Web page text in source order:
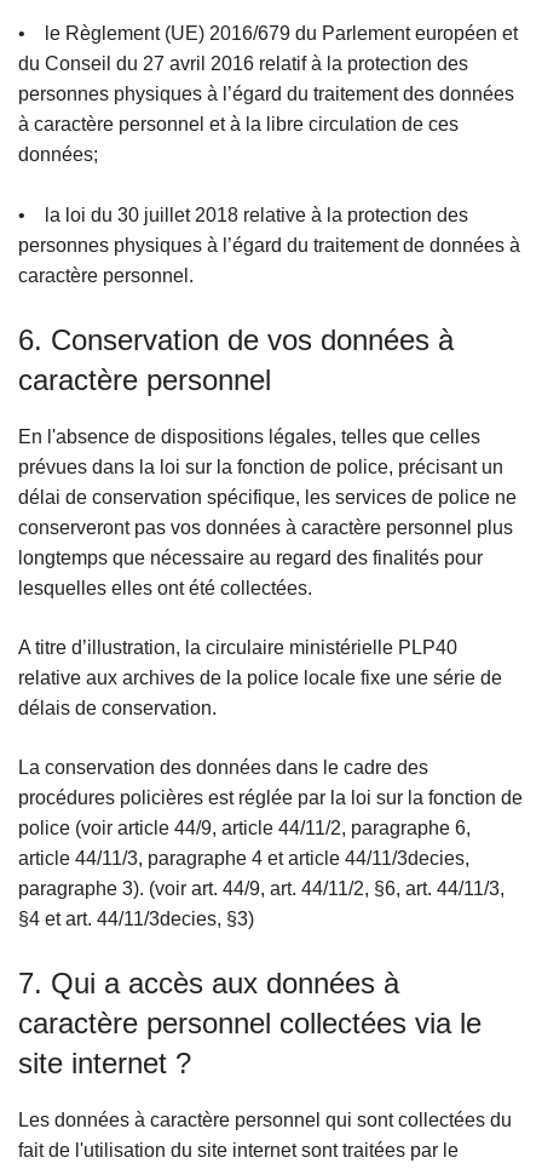
• le Règlement (UE) 2016/679 du Parlement européen et
du Conseil du 27 avril 2016 relatif à la protection des
personnes physiques à l’égard du traitement des données
à caractère personnel et à la libre circulation de ces
données;
• la loi du 30 juillet 2018 relative à la protection des
personnes physiques à l’égard du traitement de données à
caractère personnel.
6. Conservation de vos données à
caractère personnel
En l'absence de dispositions légales, telles que celles
prévues dans la loi sur la fonction de police, précisant un
délai de conservation spécifique, les services de police ne
conserveront pas vos données à caractère personnel plus
longtemps que nécessaire au regard des finalités pour
lesquelles elles ont été collectées.
A titre d’illustration, la circulaire ministérielle PLP40
relative aux archives de la police locale fixe une série de
délais de conservation.
La conservation des données dans le cadre des
procédures policières est réglée par la loi sur la fonction de
police (voir article 44/9, article 44/11/2, paragraphe 6,
article 44/11/3, paragraphe 4 et article 44/11/3decies,
paragraphe 3). (voir art. 44/9, art. 44/11/2, §6, art. 44/11/3,
§4 et art. 44/11/3decies, §3)
7. Qui a accès aux données à
caractère personnel collectées via le
site internet ?
Les données à caractère personnel qui sont collectées du
fait de l'utilisation du site internet sont traitées par le